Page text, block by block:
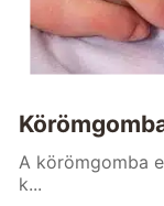
A körömgomba
k...